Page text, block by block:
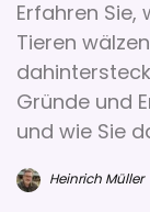
Erfahren
Tieren
Gründe und
und wie Sie
Heinrich Müller